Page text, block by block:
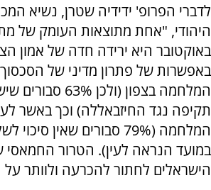
לדברי הפרופ' ידידיה שטרן, נשיא
באוקטובר היא ירידה חדה של אמון
באפשרות של פתרון מדיני של
המלחמה בצפון
תקיפה נגד החיזבאללה) וכך באשר
המלחמה (79% סבורים שאין
במועד הנראה לעין). הטרור
הישראלים לחתור להכרעה ולוותר